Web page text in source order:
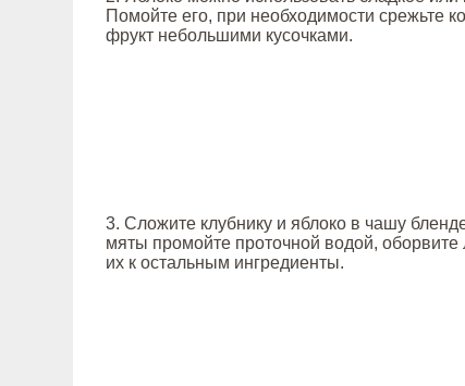
Помойте его, при необходимости срежьте
фрукт небольшими кусочками.
3. Сложите клубнику и яблоко в чашу
мяты промойте проточной водой, оборвите
их к остальным ингредиенты.